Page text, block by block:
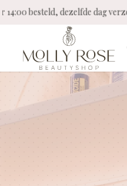
besteld, dezelfde